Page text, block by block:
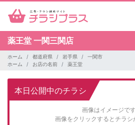
薬王堂 一関三関店
ホーム 都道府県 岩手県
一関市
ホーム
お店の名前 薬王堂
本日公開中のチラシ
画像はイメージです
画像をクリックするとチラシ